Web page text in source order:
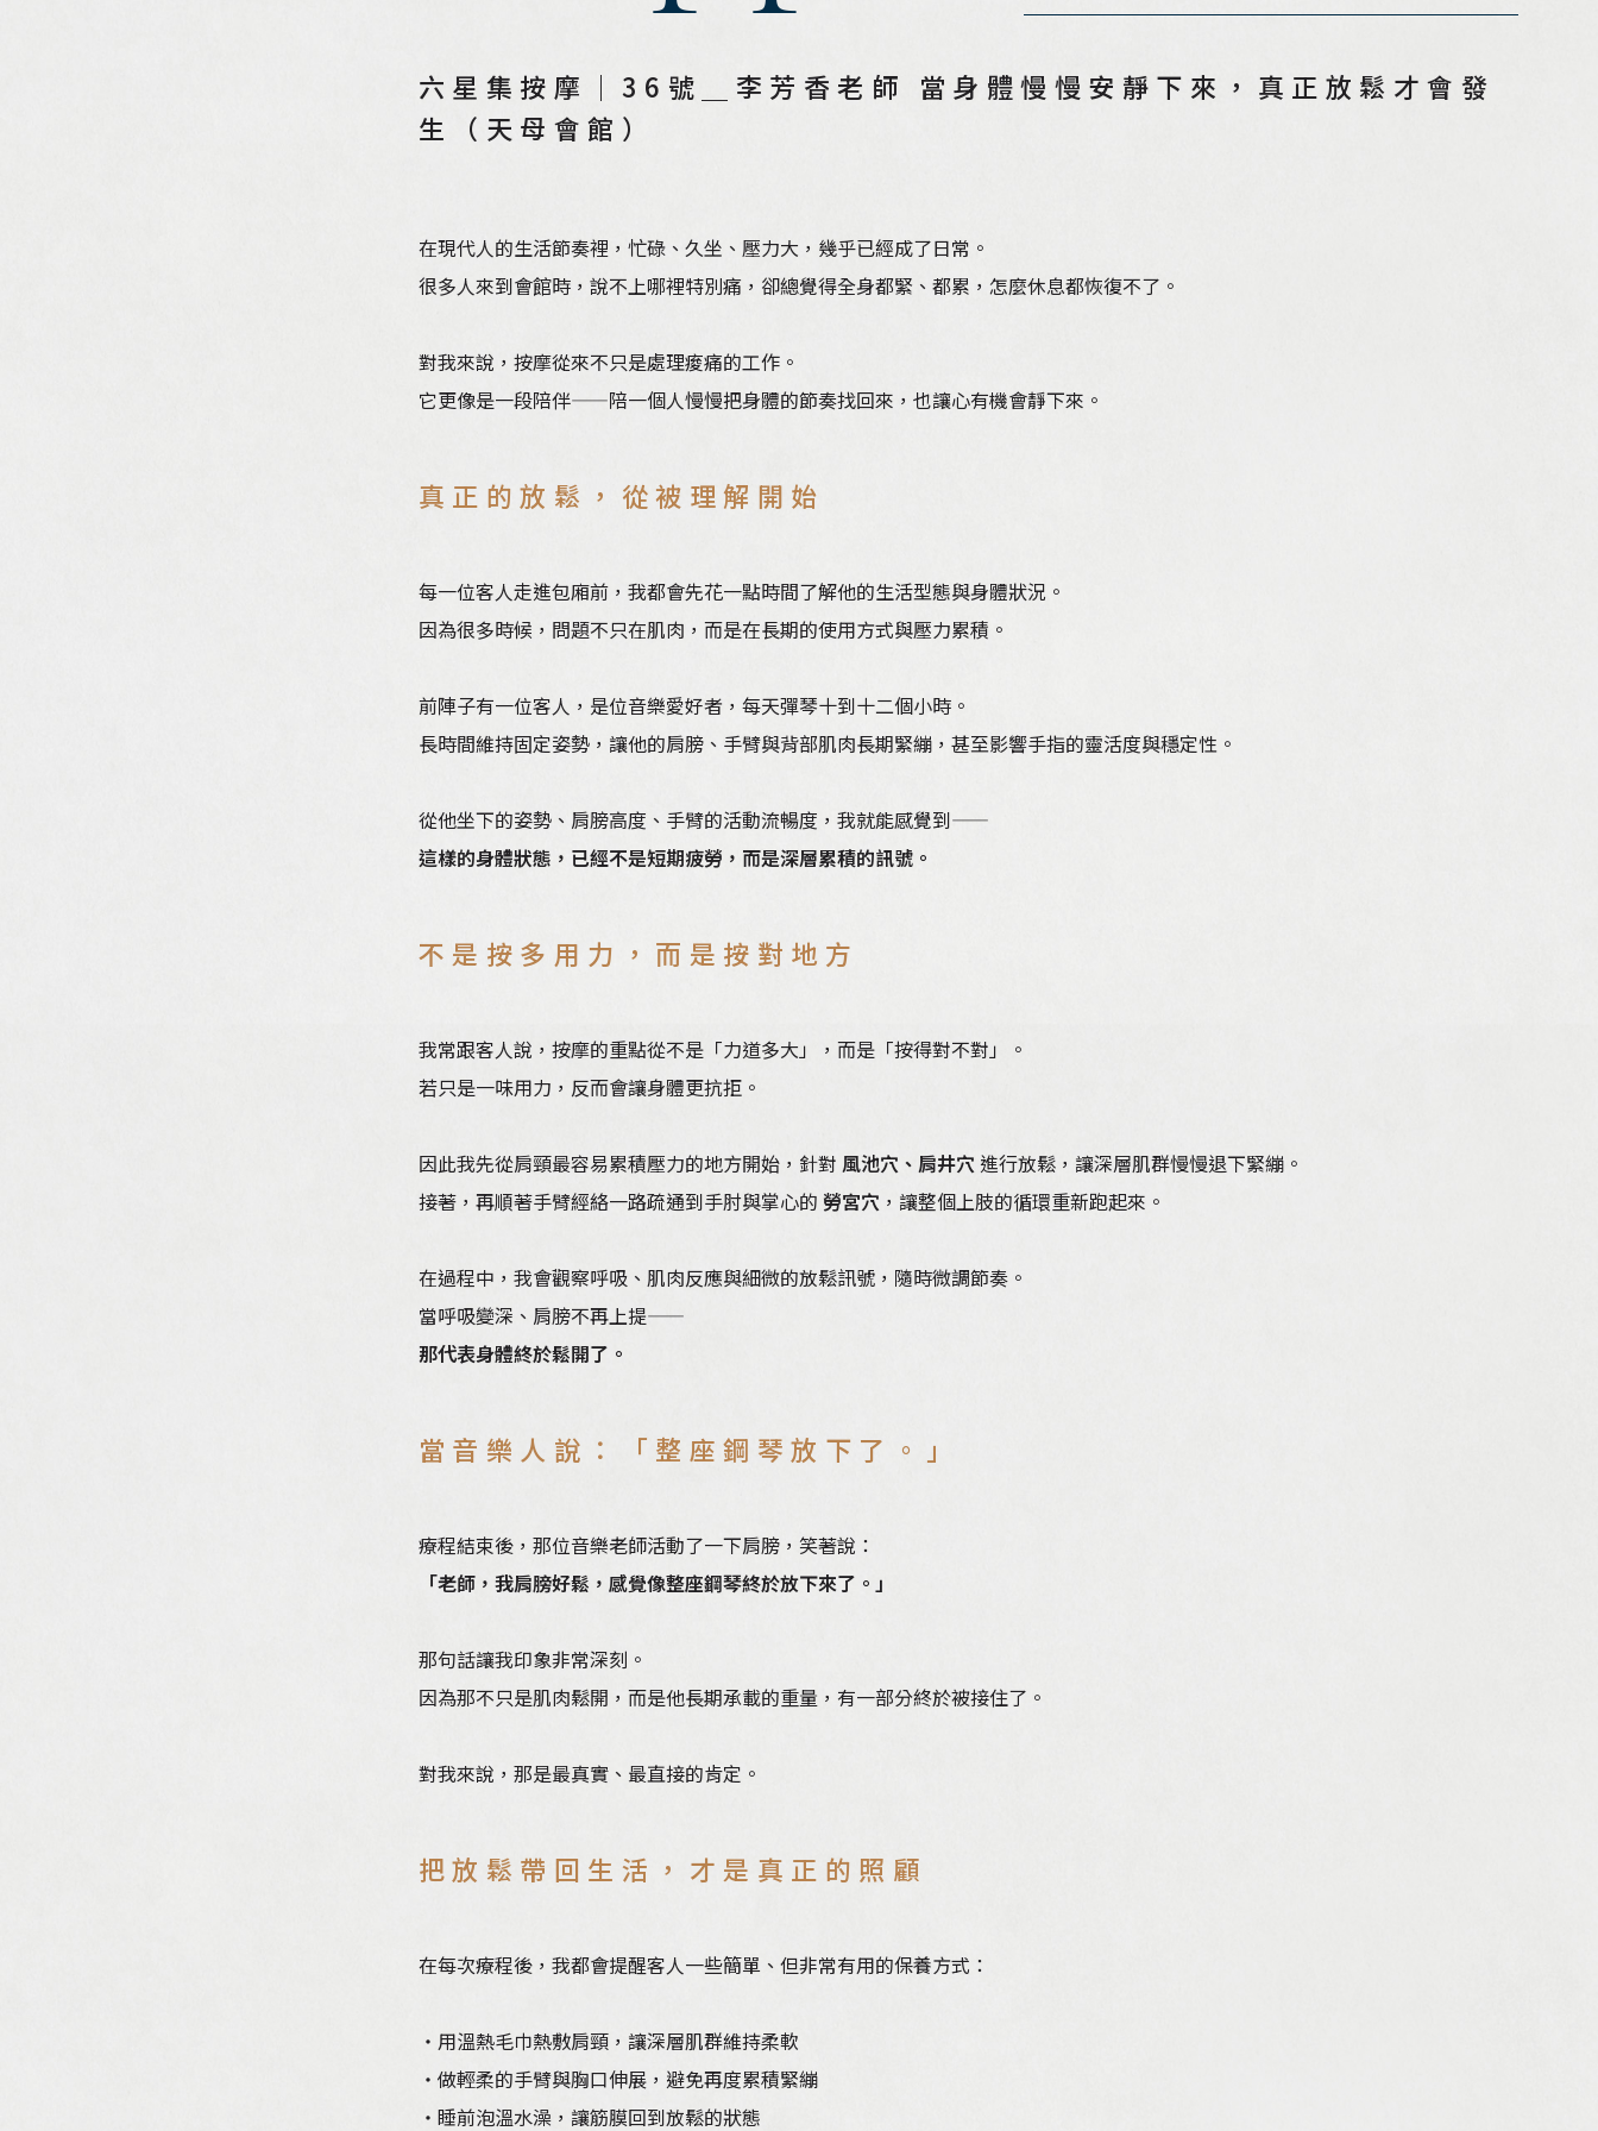
六星集按摩｜36號＿李芳香老師 當身體慢慢安靜下來，真正放鬆才會發
生（天母會館）
在現代人的生活節奏裡，忙碌、久坐、壓力大，幾乎已經成了日常。
很多人來到會館時，說不上哪裡特別痛，卻總覺得全身都緊、都累，怎麼休息都恢復不了。
對我來說，按摩從來不只是處理痠痛的工作。
它更像是一段陪伴——陪一個人慢慢把身體的節奏找回來，也讓心有機會靜下來。
真正的放鬆，從被理解開始
每一位客人走進包廂前，我都會先花一點時間了解他的生活型態與身體狀況。
因為很多時候，問題不只在肌肉，而是在長期的使用方式與壓力累積。
前陣子有一位客人，是位音樂愛好者，每天彈琴十到十二個小時。
長時間維持固定姿勢，讓他的肩膀、手臂與背部肌肉長期緊繃，甚至影響手指的靈活度與穩定性。
從他坐下的姿勢、肩膀高度、手臂的活動流暢度，我就能感覺到——
這樣的身體狀態，已經不是短期疲勞，而是深層累積的訊號。
不是按多用力，而是按對地方
我常跟客人說，按摩的重點從不是「力道多大」，而是「按得對不對」。
若只是一味用力，反而會讓身體更抗拒。
因此我先從肩頸最容易累積壓力的地方開始，針對 風池穴、肩井穴 進行放鬆，讓深層肌群慢慢退下緊繃。
接著，再順著手臂經絡一路疏通到手肘與掌心的 勞宮穴 ，讓整個上肢的循環重新跑起來。
在過程中，我會觀察呼吸、肌肉反應與細微的放鬆訊號，隨時微調節奏。
當呼吸變深、肩膀不再上提——
那代表身體終於鬆開了。
當音樂人說：「整座鋼琴放下了。」
療程結束後，那位音樂老師活動了一下肩膀，笑著說：
「老師，我肩膀好鬆，感覺像整座鋼琴終於放下來了。」
那句話讓我印象非常深刻。
因為那不只是肌肉鬆開，而是他長期承載的重量，有一部分終於被接住了。
對我來說，那是最真實、最直接的肯定。
把放鬆帶回生活，才是真正的照顧
在每次療程後，我都會提醒客人一些簡單、但非常有用的保養方式：
・用溫熱毛巾熱敷肩頸，讓深層肌群維持柔軟
・做輕柔的手臂與胸口伸展，避免再度累積緊繃
・睡前泡溫水澡，讓筋膜回到放鬆的狀態